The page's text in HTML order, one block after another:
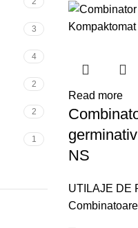
3
4
2
2
1
Read more
NS
UTILAJE DE
Combinatoare